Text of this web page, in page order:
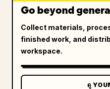
Go beyond
Collect materials,
finished work, and
workspace.
ดู